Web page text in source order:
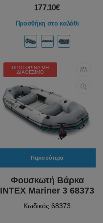
177.10€
Προσθήκη στο καλάθι
ΠΡΟΣΩΡΙΝΆ ΜΗ
ΔΙΑΘΈΣΙΜΟ
Περισσότερα
Φουσκωτή Βάρκα
INTEX Mariner 3 68373
Κωδικός 68373